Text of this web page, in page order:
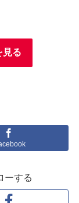
る
ーする